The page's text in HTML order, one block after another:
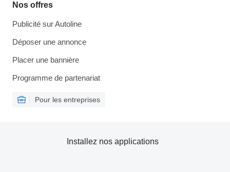
Nos offres
Publicité sur Autoline
Déposer une annonce
Placer une bannière
Programme de partenariat
Pour les entreprises
Installez nos applications